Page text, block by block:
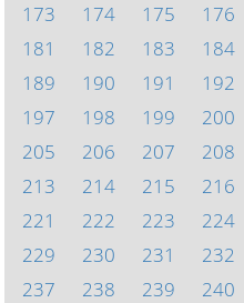
173
174 175 176
181
182 183 184
189
190 191 192
197
198 199 200
205
206 207 208
213
214 215 216
221
222 223 224
229
230 231 232
237
238 239 240